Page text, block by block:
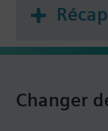
Changer